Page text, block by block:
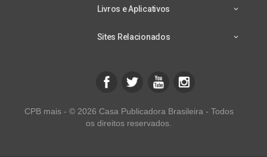
Livros e Aplicativos
Sites Relacionados
CPB mais - © 2026 Casa Publicadora Brasileira - Todos
os direitos reservados.